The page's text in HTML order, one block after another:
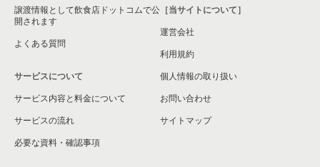
和泉市の飲食店の居抜き売却物件の案件一覧
池田市の飲食店の居抜き売却物件の案件一覧
大阪市大正区の飲食店の居抜き売却物件の案件一覧
譲渡情報として飲食店ドットコムで公
開されます
よくある質問
サービスについて
サービス内容と料金について
サービスの流れ
必要な資料・確認事項
［当サイトについて］
運営会社
利用規約
個人情報の取り扱い
お問い合わせ
サイトマップ